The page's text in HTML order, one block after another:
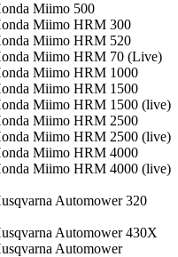
Miimo 500
Miimo HRM 300
Miimo HRM 520
Miimo HRM 70 (Live)
Miimo HRM 1000
Miimo HRM 1500
Miimo HRM 1500 (live)
Miimo HRM 2500
Miimo HRM 2500 (live)
Miimo HRM 4000
Miimo HRM 4000 (live)
Automower 320
Automower 430X
Automower